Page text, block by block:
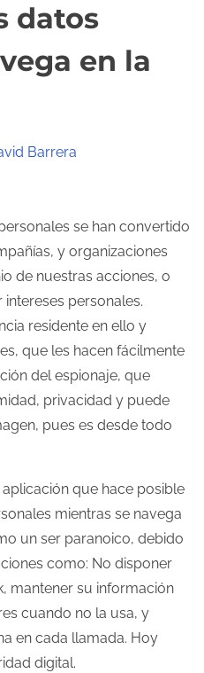
datos
en la
Barrera
se han convertido
y organizaciones
de nuestras acciones, o
personales.
residente en ello y
que les hacen fácilmente
del espionaje, que
privacidad y puede
pues es desde todo
que hace posible
mientras se navega
un ser paranoico, debido
como: No disponer
mantener su información
cuando no la usa, y
en cada llamada. Hoy
digital.